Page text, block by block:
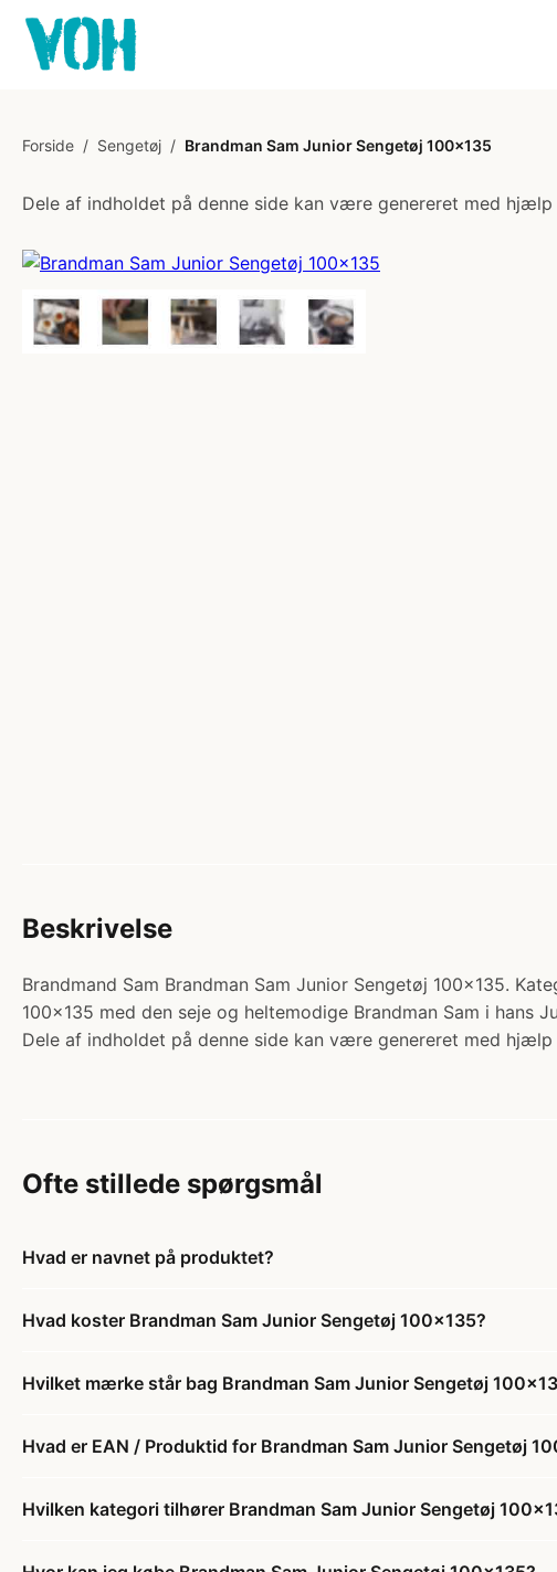
Forside / Sengetøj / Brandman Sam Junior Sengetøj 100x135
Dele af indholdet på denne side kan være genereret med hjælp
Beskrivelse
Brandmand Sam Brandman Sam Junior Sengetøj 100x135.
100x135 med den seje og heltemodige Brandman Sam i hans
Dele af indholdet på denne side kan være genereret med hjælp
Ofte stillede spørgsmål
Hvad er navnet på produktet?
Hvad koster Brandman Sam Junior Sengetøj 100x135?
Hvilket mærke står bag Brandman Sam Junior Sengetøj
Hvad er EAN / Produktid for Brandman Sam Junior Sengetøj
Hvilken kategori tilhører Brandman Sam Junior Sengetøj